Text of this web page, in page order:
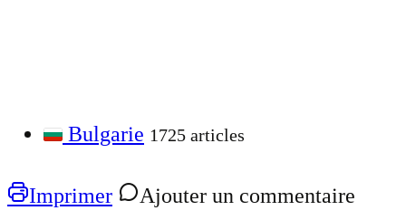
Bulgarie 1725 articles
Imprimer
Ajouter un commentaire